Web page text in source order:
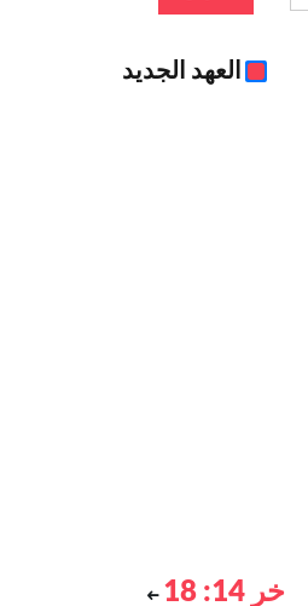
العهد الجديد
خر 14: 18